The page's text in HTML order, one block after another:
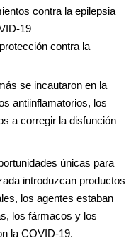
contra la epilepsia
19
contra la
se incautaron en la
antiinflamatorios, los
a corregir la disfunción
únicas para
introduzcan productos
los agentes estaban
los fármacos y los
la COVID-19.